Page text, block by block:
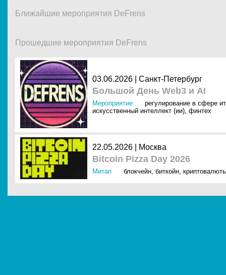
Ближайшие мероприятия DeFrens
Прошедшие мероприятия DeFrens
03.06.2026 | Санкт-Петербург
Большой День Web3 и AI
Мероприятие
регулирование в сфере
искусственный интеллект (ии), финтех
22.05.2026 | Москва
Bitcoin Pizza Day 2026
Митап блокчейн, биткойн,